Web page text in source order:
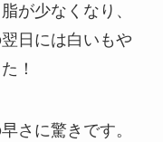
が少なくなり、
日には白いもや
！
さに驚きです。